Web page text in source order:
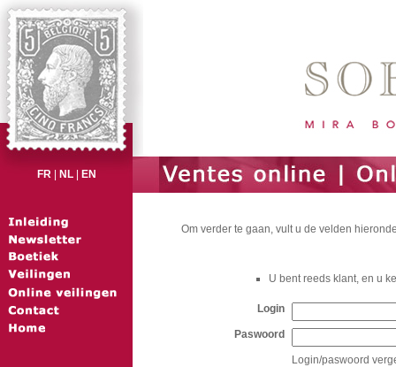
FR| NL| EN
Om verder te gaan, vult u de velden
U bent reeds klant, en u
Login
Paswoord
Login/paswoord